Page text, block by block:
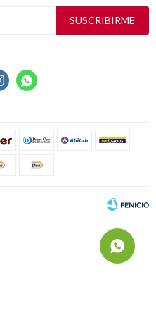

SUSCRIBIRME